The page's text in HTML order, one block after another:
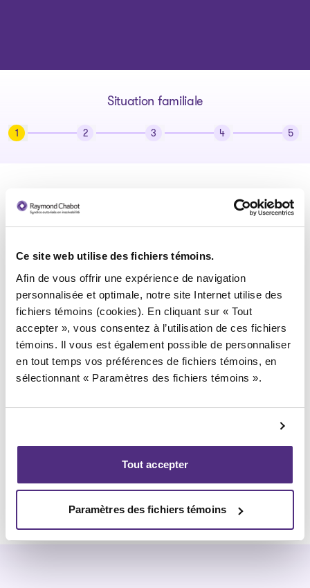
Ce site web utilise des fichiers témoins.
Afin de vous offrir une expérience de navigation
personnalisée et optimale, notre site Internet utilise des
fichiers témoins (cookies). En cliquant sur « Tout
accepter », vous consentez à l’utilisation de ces fichiers
témoins. Il vous est également possible de personnaliser
en tout temps vos préférences de fichiers témoins, en
sélectionnant « Paramètres des fichiers témoins ».
Tout accepter
Paramètres des fichiers témoins
Situation familiale
1
Courant: Étape 1 2 3 4 5
Pour qui aimeriez-vous faire le
budget ?
Pour moi